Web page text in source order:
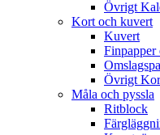
Övrigt
Kort och kuvert
Kuvert
Finpapper
Övrigt
Måla och pyssla
Ritblock